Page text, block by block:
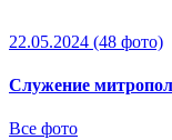
22.05.2024 (48 фото)
Служение
Все фото